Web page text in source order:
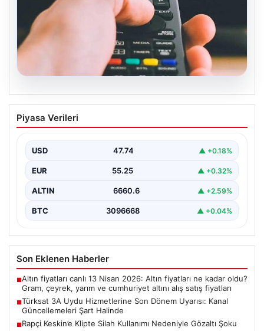
07.08.2026
Türksat 3A Uydu Hizmetlerine Son
Dönem Uyarısı: Kanal Güncellemeleri
Türksat 3A uydusu, uzun yıllar boyunca Türkiye’nin
Piyasa Verileri
USD 47.74 ▲ +0.18%
EUR 55.25 ▲ +0.32%
ALTIN 6660.6 ▲ +2.59%
BTC 3096668 ▲ +0.04%
Son Eklenen Haberler
■Altın fiyatları canlı 13 Nisan 2026: Altın fiyatları ne kadar oldu?
Gram, çeyrek, yarım ve cumhuriyet altını alış satış fiyatları
■Türksat 3A Uydu Hizmetlerine Son Dönem Uyarısı: Kanal
Güncellemeleri Şart Halinde
■Rapçi Keskin’e Klipte Silah Kullanımı Nedeniyle Gözaltı Şoku